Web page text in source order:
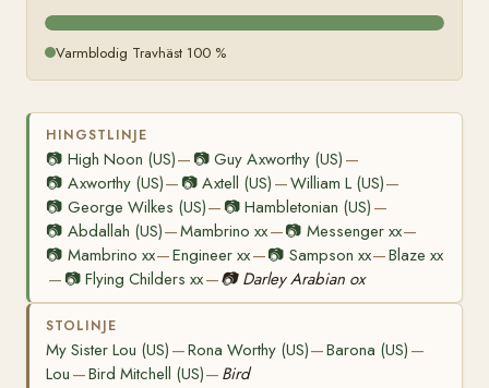
Varmblodig Travhäst 100 %
HINGSTLINJE
📷 High Noon (US)— 📷Guy Axworthy (US) —
📷 Axworthy (US)— 📷Axtell (US) —William L (US)—
📷 George Wilkes (US)— 📷Hambletonian (US) —
📷 Abdallah (US)—Mambrino xx—📷 Messenger xx—
📷 Mambrino xx—Engineer xx—📷 Sampson xx—Blaze xx
— 📷Flying Childers xx—📷 Darley Arabian ox
STOLINJE
My Sister Lou (US) —Rona Worthy (US)—Barona (US) —
Lou —Bird Mitchell (US)— Bird